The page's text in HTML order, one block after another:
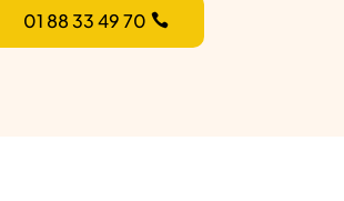
01 88 33 49 70